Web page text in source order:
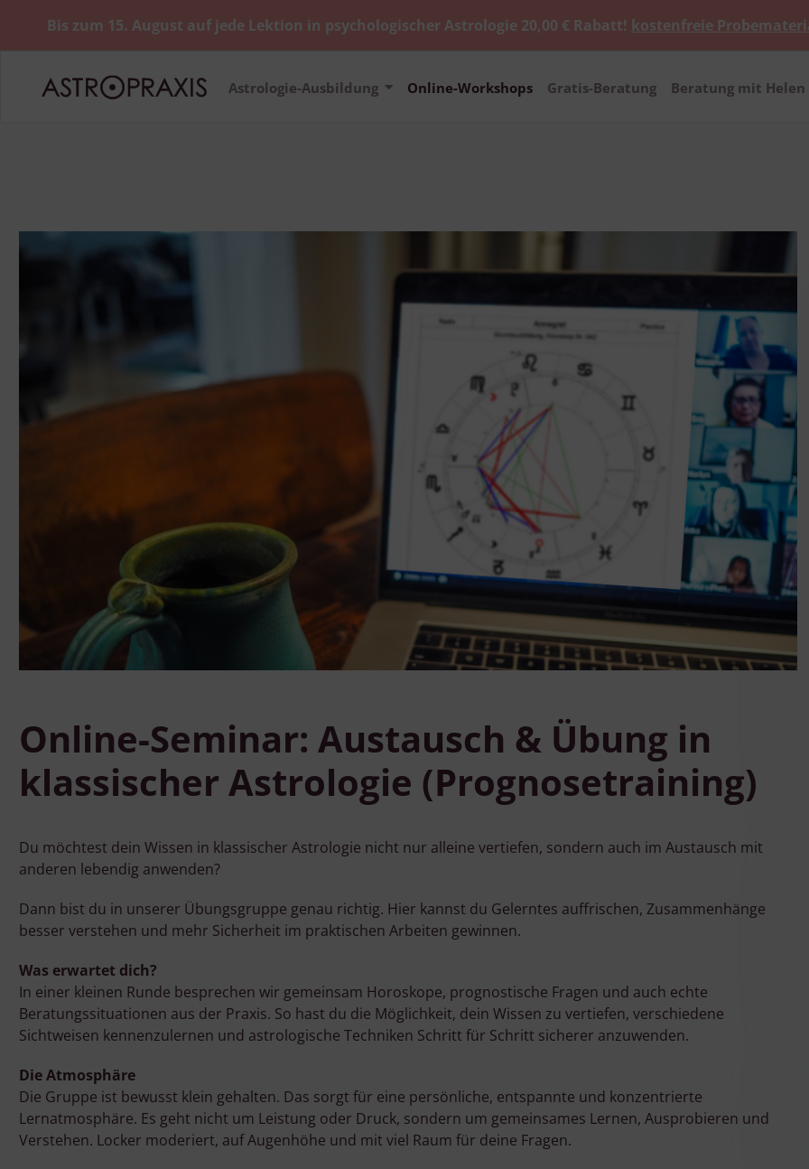
Bis zum 15. August auf jede Lektion in psychologischer Astrologie 20,00 € Rabatt! kostenfreie
Astrologie-Ausbildung Online-Workshops Gratis-Beratung Beratung mit Helen
Online-Seminar: Austausch & Übung in
klassischer Astrologie (Prognosetraining)
Du möchtest dein Wissen in klassischer Astrologie nicht nur alleine vertiefen, sondern auch im Austausch mit
anderen lebendig anwenden?
Dann bist du in unserer Übungsgruppe genau richtig. Hier kannst du Gelerntes auffrischen, Zusammenhänge
besser verstehen und mehr Sicherheit im praktischen Arbeiten gewinnen.
Was erwartet dich?
In einer kleinen Runde besprechen wir gemeinsam Horoskope, prognostische Fragen und auch echte
Beratungssituationen aus der Praxis. So hast du die Möglichkeit, dein Wissen zu vertiefen, verschiedene
Sichtweisen kennenzulernen und astrologische Techniken Schritt für Schritt sicherer anzuwenden.
Die Atmosphäre
Die Gruppe ist bewusst klein gehalten. Das sorgt für eine persönliche, entspannte und konzentrierte
Lernatmosphäre. Es geht nicht um Leistung oder Druck, sondern um gemeinsames Lernen, Ausprobieren und
Verstehen. Locker moderiert, auf Augenhöhe und mit viel Raum für deine Fragen.